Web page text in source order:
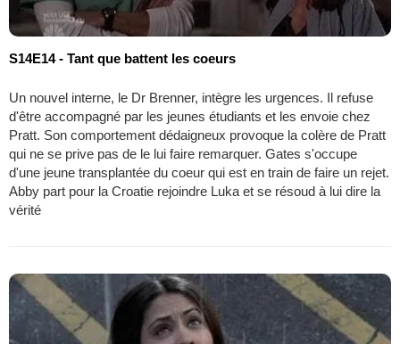
S14E14 - Tant que battent les coeurs
Un nouvel interne, le Dr Brenner, intègre les urgences. Il refuse
d'être accompagné par les jeunes étudiants et les envoie chez
Pratt. Son comportement dédaigneux provoque la colère de Pratt
qui ne se prive pas de le lui faire remarquer. Gates s'occupe
d'une jeune transplantée du coeur qui est en train de faire un rejet.
Abby part pour la Croatie rejoindre Luka et se résoud à lui dire la
vérité